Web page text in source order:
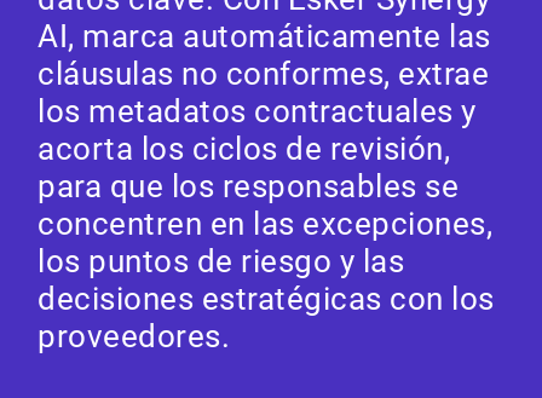
AI, marca automáticamente las
cláusulas no conformes, extrae
los metadatos contractuales y
acorta los ciclos de revisión,
para que los responsables se
concentren en las excepciones,
los puntos de riesgo y las
decisiones estratégicas con los
proveedores.